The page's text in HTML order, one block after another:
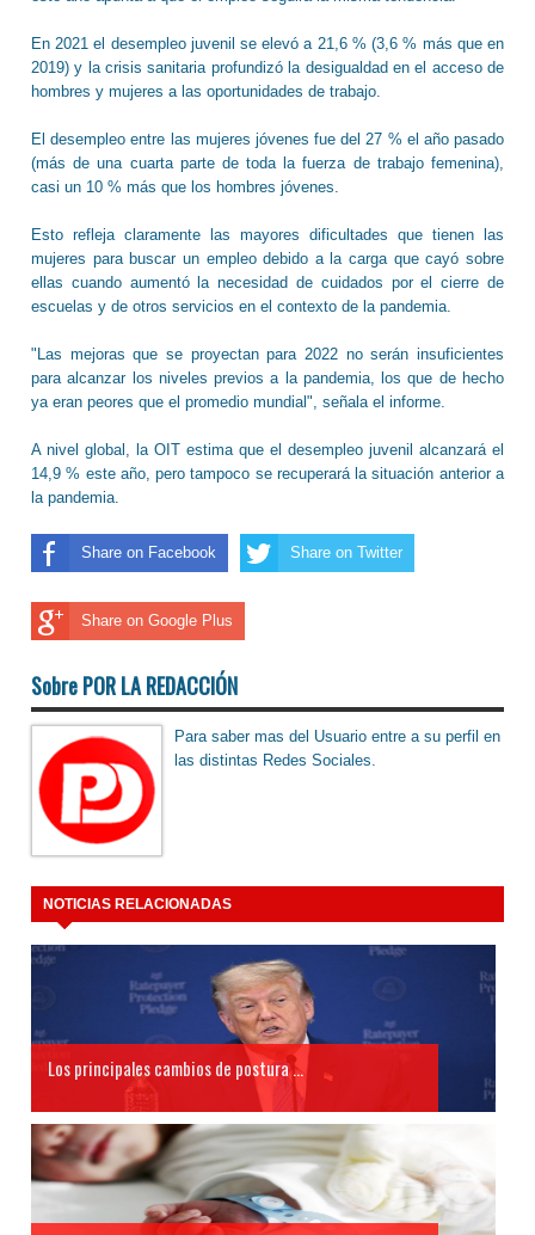
En 2021 el desempleo juvenil se elevó a 21,6 % (3,6 % más que en
2019) y la crisis sanitaria profundizó la desigualdad en el acceso de
hombres y mujeres a las oportunidades de trabajo.
El desempleo entre las mujeres jóvenes fue del 27 % el año pasado
(más de una cuarta parte de toda la fuerza de trabajo femenina),
casi un 10 % más que los hombres jóvenes.
Esto refleja claramente las mayores dificultades que tienen las
mujeres para buscar un empleo debido a la carga que cayó sobre
ellas cuando aumentó la necesidad de cuidados por el cierre de
escuelas y de otros servicios en el contexto de la pandemia.
"Las mejoras que se proyectan para 2022 no serán insuficientes
para alcanzar los niveles previos a la pandemia, los que de hecho
ya eran peores que el promedio mundial", señala el informe.
A nivel global, la OIT estima que el desempleo juvenil alcanzará el
14,9 % este año, pero tampoco se recuperará la situación anterior a
la pandemia.
Share on Facebook Share on Twitter
Share on Google Plus
Sobre POR LA REDACCIÓN
Para saber mas del Usuario entre a su perfil en
las distintas Redes Sociales.
NOTICIAS RELACIONADAS
Los principales cambios de postura ...